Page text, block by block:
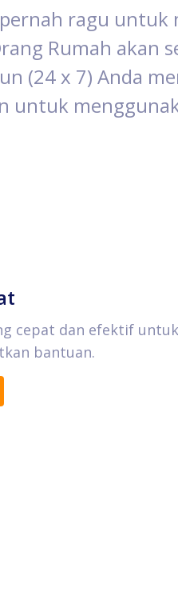
pernah ragu untuk
Rumah akan
(24 x 7) Anda
untuk
cepat dan efektif untuk
bantuan.